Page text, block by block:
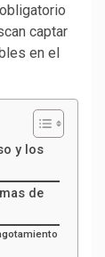
captar
en el
y los
de